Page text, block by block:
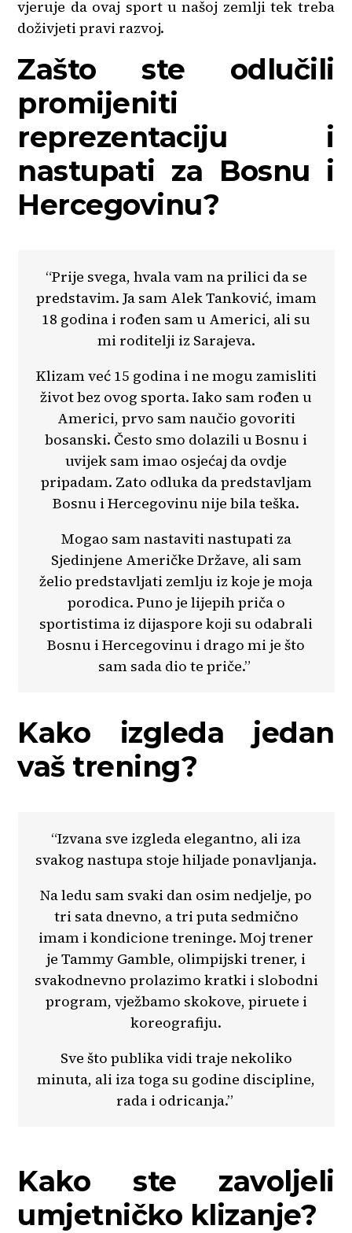
vjeruje da ovaj sport u našoj zemlji tek treba
doživjeti pravi razvoj.
Zašto ste odlučili
promijeniti
reprezentaciju i
nastupati za Bosnu i
Hercegovinu?
“Prije svega, hvala vam na prilici da se
predstavim. Ja sam Alek Tanković, imam
18 godina i rođen sam u Americi, ali su
mi roditelji iz Sarajeva.
Klizam već 15 godina i ne mogu zamisliti
život bez ovog sporta. Iako sam rođen u
Americi, prvo sam naučio govoriti
bosanski. Često smo dolazili u Bosnu i
uvijek sam imao osjećaj da ovdje
pripadam. Zato odluka da predstavljam
Bosnu i Hercegovinu nije bila teška.
Mogao sam nastaviti nastupati za
Sjedinjene Američke Države, ali sam
želio predstavljati zemlju iz koje je moja
porodica. Puno je lijepih priča o
sportistima iz dijaspore koji su odabrali
Bosnu i Hercegovinu i drago mi je što
sam sada dio te priče.”
Kako izgleda jedan
vaš trening?
“Izvana sve izgleda elegantno, ali iza
svakog nastupa stoje hiljade ponavljanja.
Na ledu sam svaki dan osim nedjelje, po
tri sata dnevno, a tri puta sedmično
imam i kondicione treninge. Moj trener
je Tammy Gamble, olimpijski trener, i
svakodnevno prolazimo kratki i slobodni
program, vježbamo skokove, piruete i
koreografiju.
Sve što publika vidi traje nekoliko
minuta, ali iza toga su godine discipline,
rada i odricanja.”
Kako ste zavoljeli
umjetničko klizanje?